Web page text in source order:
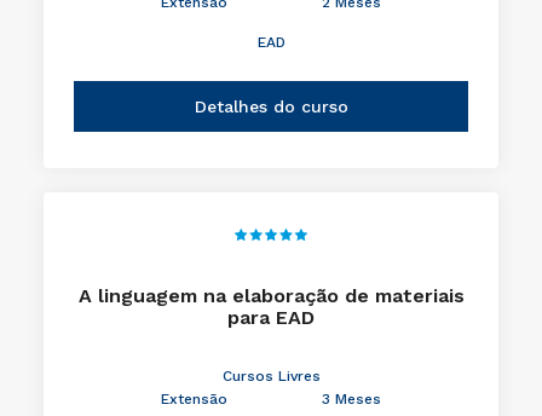
EAD
Detalhes do curso
A linguagem na elaboração de materiais
para EAD
Cursos Livres
Extensão
3 Meses